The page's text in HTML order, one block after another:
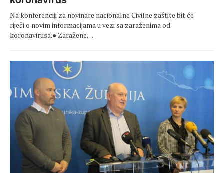
Na konferenciji za novinare nacionalne Civilne zaštite bit će
riječi o novim informacijama u vezi sa zaraženima od
koronavirusa.● Zaražene…